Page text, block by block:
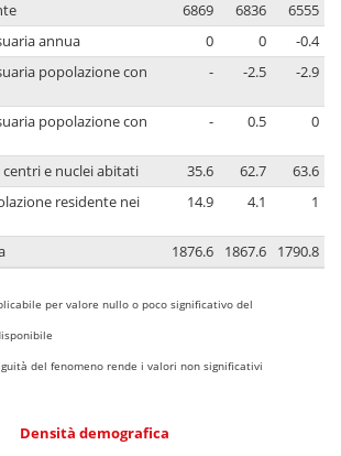
6869 6836
6555
annua
0 0
-0.4
popolazione con
- -2.5 -2.9
popolazione con
- 0.5 0
e nuclei abitati 35.6 62.7
63.6
residente nei
14.9 4.1 1
1876.6 1867.6 1790.8
per valore nullo o poco significativo del
del fenomeno rende i valori non significativi
Densità demografica